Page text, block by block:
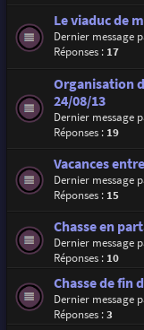
Le viaduc de
Dernier message
Réponses : 17
Organisation
24/08/13
Dernier message
Réponses : 19
Vacances
Dernier message
Réponses : 15
Chasse en
Dernier message
Réponses : 10
Chasse de fin
Dernier message
Réponses :3